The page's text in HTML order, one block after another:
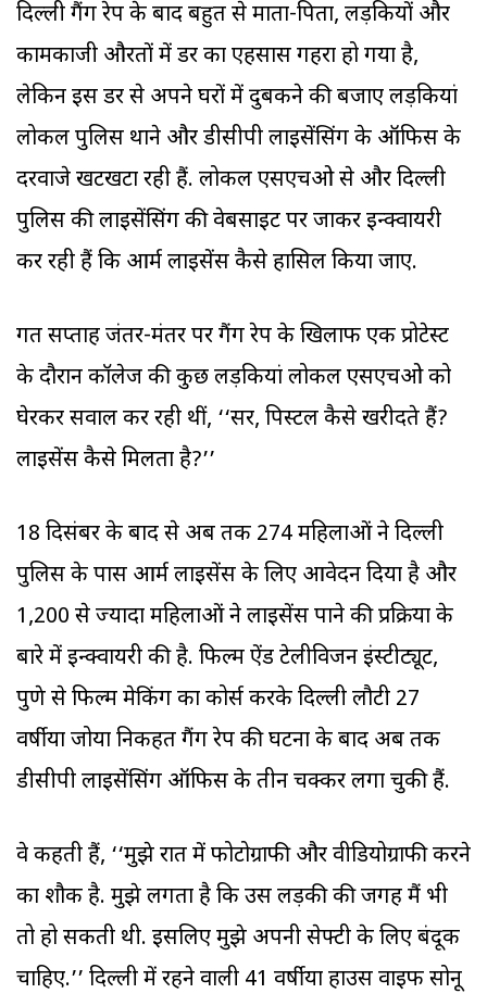
दिल्ली गैंग रेप के बाद बहुत से माता-पिता, लड़कियों और
कामकाजी औरतों में डर का एहसास गहरा हो गया है,
लेकिन इस डर से अपने घरों में दुबकने की बजाए लड़कियां
लोकल पुलिस थाने और डीसीपी लाइसेंसिंग के ऑफिस के
दरवाजे खटखटा रही हैं. लोकल एसएचओ से और दिल्ली
पुलिस की लाइसेंसिंग की वेबसाइट पर जाकर इन्क्वायरी
कर रही हैं कि आर्म लाइसेंस कैसे हासिल किया जाए.
गत सप्ताह जंतर-मंतर पर गैंग रेप के खिलाफ एक प्रोटेस्ट
के दौरान कॉलेज की कुछ लड़कियां लोकल एसएचओ को
घेरकर सवाल कर रही थीं, ‘‘सर, पिस्टल कैसे खरीदते हैं?
लाइसेंस कैसे मिलता है?’’
18 दिसंबर के बाद से अब तक 274 महिलाओं ने दिल्ली
पुलिस के पास आर्म लाइसेंस के लिए आवेदन दिया है और
1,200 से ज्यादा महिलाओं ने लाइसेंस पाने की प्रक्रिया के
बारे में इन्क्वायरी की है. फिल्म ऐंड टेलीविजन इंस्टीट्यूट,
पुणे से फिल्म मेकिंग का कोर्स करके दिल्ली लौटी 27
वर्षीया जोया निकहत गैंग रेप की घटना के बाद अब तक
डीसीपी लाइसेंसिंग ऑफिस के तीन चक्कर लगा चुकी हैं.
वे कहती हैं, ‘‘मुझे रात में फोटोग्राफी और वीडियोग्राफी करने
का शौक है. मुझे लगता है कि उस लड़की की जगह मैं भी
तो हो सकती थी. इसलिए मुझे अपनी सेफ्टी के लिए बंदूक
चाहिए.’’ दिल्ली में रहने वाली 41 वर्षीया हाउस वाइफ सोनू